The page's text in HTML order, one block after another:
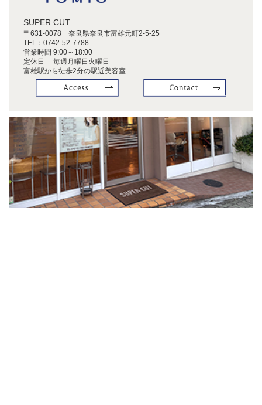
SUPER CUT
〒631-0078 奈良県奈良市富雄元町2-5-25
TEL： 0742-52-7788
営業時間 9:00～18:00
定休日 毎週月曜日火曜日
富雄駅から徒歩2分の駅近美容室